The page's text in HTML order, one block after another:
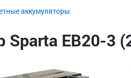
аккумуляторы
Sparta EB20-3